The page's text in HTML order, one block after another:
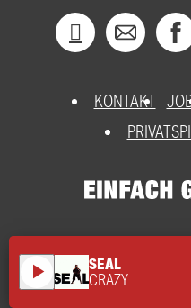
KONTAKT
play_arrow SEAL
CRAZY